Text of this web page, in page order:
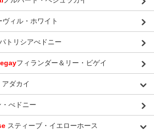
ヴィル・ホワイト
トリシアべドニー
フィランダー＆リー・ビゲイ
アダカイ
・べドニー
スティーブ・イエローホース